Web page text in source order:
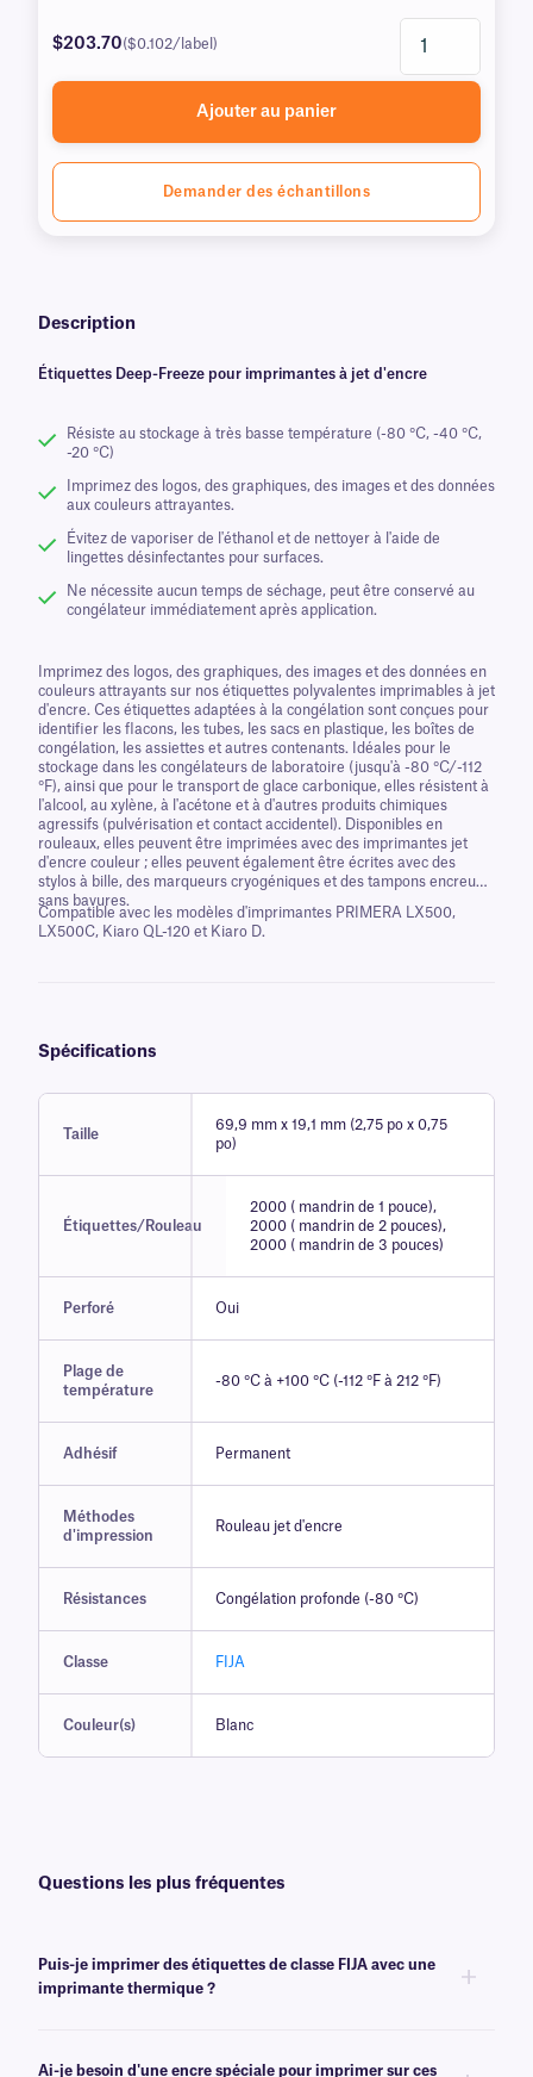
$203.70($0.102/label)
Ajouter au panier
Demander des échantillons
Description
Étiquettes Deep-Freeze pour imprimantes à jet d'encre
Résiste au stockage à très basse température (-80 °C, -40 °C,
-20 °C)
Imprimez des logos, des graphiques, des images et des données
aux couleurs attrayantes.
Évitez de vaporiser de l'éthanol et de nettoyer à l'aide de
lingettes désinfectantes pour surfaces.
Ne nécessite aucun temps de séchage, peut être conservé au
congélateur immédiatement après application.
Imprimez des logos, des graphiques, des images et des données en
couleurs attrayants sur nos étiquettes polyvalentes imprimables à jet
d'encre. Ces étiquettes adaptées à la congélation sont conçues pour
identifier les flacons, les tubes, les sacs en plastique, les boîtes de
congélation, les assiettes et autres contenants. Idéales pour le
stockage dans les congélateurs de laboratoire (jusqu'à -80 °C/-112
°F), ainsi que pour le transport de glace carbonique, elles résistent à
l'alcool, au xylène, à l'acétone et à d'autres produits chimiques
agressifs (pulvérisation et contact accidentel). Disponibles en
rouleaux, elles peuvent être imprimées avec des imprimantes jet
d'encre couleur ; elles peuvent également être écrites avec des
stylos à bille, des marqueurs cryogéniques et des tampons encreurs
sans bavures.
Compatible avec les modèles d'imprimantes PRIMERA LX500,
LX500C, Kiaro QL-120 et Kiaro D.
Spécifications
Taille
69,9 mm x 19,1 mm (2,75 po x 0,75
po)
Étiquettes/Rouleau
2000 ( mandrin de 1 pouce),
2000 ( mandrin de 2 pouces),
2000 ( mandrin de 3 pouces)
Perforé Oui
Plage de
température
-80 °C à +100 °C (-112 °F à 212 °F)
Adhésif Permanent
Méthodes
d'impression
Rouleau jet d'encre
Résistances Congélation profonde (-80 °C)
Classe FIJA
Couleur(s) Blanc
Questions les plus fréquentes
Puis-je imprimer des étiquettes de classe FIJA avec une
imprimante thermique ?
Ai-je besoin d'une encre spéciale pour imprimer sur ces